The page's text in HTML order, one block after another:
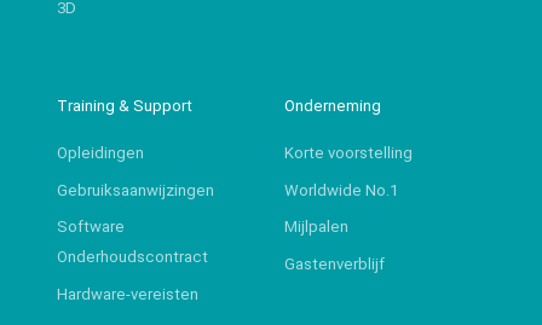
3D
Training & Support
Opleidingen
Gebruiksaanwijzingen
Software
Onderhoudscontract
Hardware-vereisten
Onderneming
Korte voorstelling
Worldwide No.1
Mijlpalen
Gastenverblijf